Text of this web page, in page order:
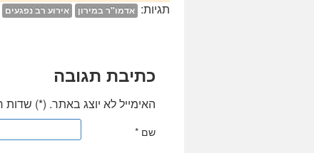
תגיות: אדמו"ר במירון אירוע רב נפגעים
כתיבת תגובה
האימייל לא יוצג באתר. (
*) שדות
שם *